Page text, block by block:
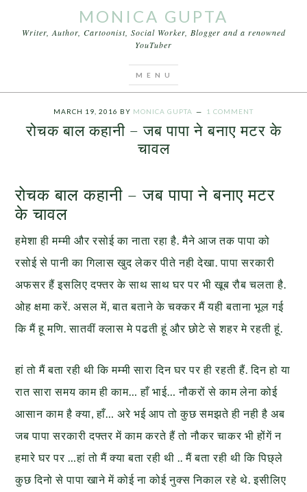
MONICA GUPTA
Writer, Author, Cartoonist, Social Worker, Blogger and a renowned
YouTuber
जब पापा ने बनाए मटर के चावल
MARCH 19, 2016 BY MONICA GUPTA 1 COMMENT
रोचक बाल कहानी – जब पापा ने बनाए मटर के
चावल
रोचक बाल कहानी – जब पापा ने बनाए मटर
के चावल
हमेशा ही मम्मी और रसोई का नाता रहा है. मैने आज तक पापा को
रसोई से पानी का गिलास खुद लेकर पीते नही देखा. पापा सरकारी
अफसर हैं इसलिए दफ्तर के साथ साथ घर पर भी खूब रौब चलता है.
ओह क्षमा करें. असल में, बात बताने के चक्कर मैं यही बताना भूल गई
कि मैं हू मणि. सातवीं क्लास मे पढती हूं और छोटे से शहर मे रहती हूं.
हां तो मैं बता रही थी कि मम्मी सारा दिन घर पर ही रहती हैं. दिन हो या
रात सारा समय काम ही काम… हाँ भाई… नौकरों से काम लेना कोई
आसान काम है क्या,हाँ… अरे भई आप तो कुछ समझते ही नही है अब
जब पापा सरकारी दफ्तर में काम करते हैं तो नौकर चाकर भी होंगें न
हमारे घर पर …हां तो मैं क्या बता रही थी .. मैं बता रही थी कि पिछ्ले
कुछ दिनो से पापा खाने में कोई ना कोई नुक्स निकाल रहे थे. इसीलिए